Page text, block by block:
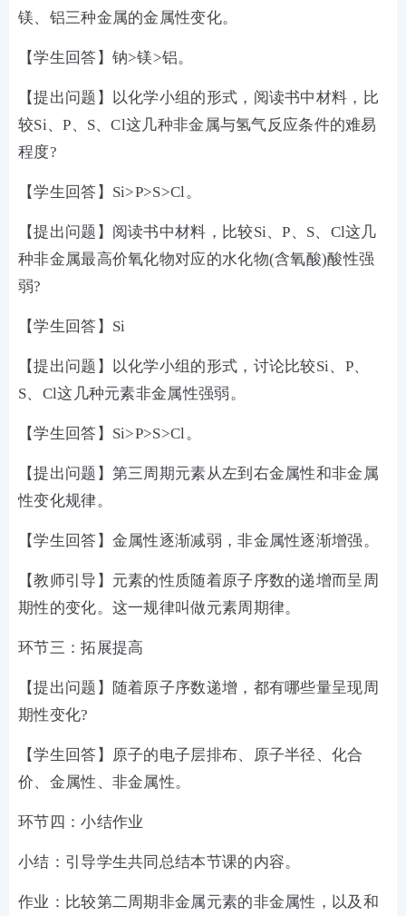
镁、铝三种金属的金属性变化。
【学生回答】钠>镁>铝。
【提出问题】以化学小组的形式，阅读书中材料，比
较Si、P、S、Cl这几种非金属与氢气反应条件的难易
程度?
【学生回答】Si>P>S>Cl。
【提出问题】阅读书中材料，比较Si、P、S、Cl这几
种非金属最高价氧化物对应的水化物(含氧酸)酸性强
弱?
【学生回答】Si
【提出问题】以化学小组的形式，讨论比较Si、P、
S、Cl这几种元素非金属性强弱。
【学生回答】Si>P>S>Cl。
【提出问题】第三周期元素从左到右金属性和非金属
性变化规律。
【学生回答】金属性逐渐减弱，非金属性逐渐增强。
【教师引导】元素的性质随着原子序数的递增而呈周
期性的变化。这一规律叫做元素周期律。
环节三：拓展提高
【提出问题】随着原子序数递增，都有哪些量呈现周
期性变化?
【学生回答】原子的电子层排布、原子半径、化合
价、金属性、非金属性。
环节四：小结作业
小结：引导学生共同总结本节课的内容。
作业：比较第二周期非金属元素的非金属性，以及和